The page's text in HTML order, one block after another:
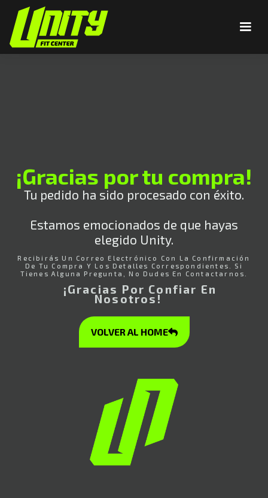
¡Gracias por tu compra!
Tu pedido ha sido procesado con éxito.
Estamos emocionados de que hayas
elegido Unity.
Recibirás Un Correo Electrónico Con La Confirmación
De Tu Compra Y Los Detalles Correspondientes. Si
Tienes Alguna Pregunta, No Dudes En Contactarnos.
¡Gracias Por Confiar En
Nosotros!
VOLVER AL HOME